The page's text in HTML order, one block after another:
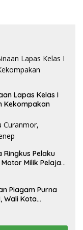
Lapas Kelas I
Kekompakan
Ringkus Pelaku
Milik Pelajar
Piagam Purna
Wali Kota